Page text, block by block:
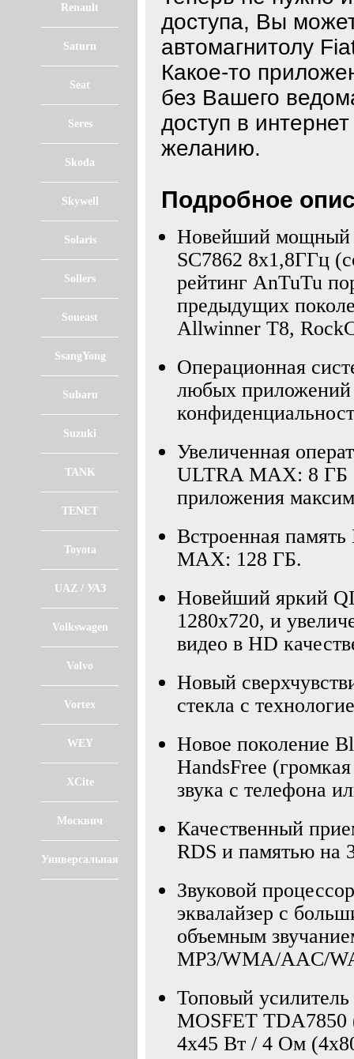
Renault
Saturn
Seat
Seres
Skoda
Skywell
Solaris
Sollers
Soueast
SsangYong
Subaru
Suzuki
TANK
TENET
Toyota
UAZ / УАЗ
Volkswagen
Volvo
Vortex
WEY
XCite
Москвич
Универсальная
доступа, Вы
автомагнитолу
Какое-то
без Вашего
доступ в
желанию.
Подробное
Новейший мощный
SC7862 8х1,8ГГц
рейтинг AnTuTu
предыдущих
Allwinner T8,
Операционная
любых приложений
Увеличенная
ULTRA MAX: 8 ГБ
приложения
Встроенная
MAX: 128 ГБ.
Новейший яркий
1280х720, и
видео в HD
Новый
стекла с
Новое поколение
HandsFree
звука с телефона
Качественный
RDS и памятью на
Звуковой
эквалайзер с
объемным
MP3/WMA/AAC/
Топовый
MOSFET
4x45 Вт / 4 Ом